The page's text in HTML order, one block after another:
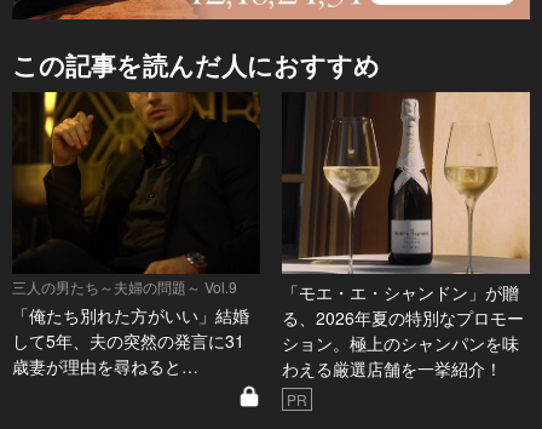
この記事を読んだ人におすすめ
三人の男たち～夫婦の問題～ Vol.9
「俺たち別れた方がいい」結婚
して5年、夫の突然の発言に31
歳妻が理由を尋ねると…
「モエ・エ・シャンドン」が贈
る、2026年夏の特別なプロモー
ション。極上のシャンパンを味
わえる厳選店舗を一挙紹介！
PR